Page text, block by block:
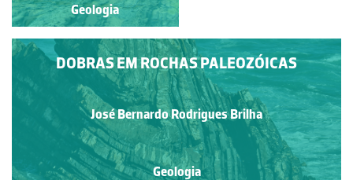
Geologia
Geologia
DOBRAS EM ROCHAS PALEOZÓICAS
José Bernardo Rodrigues Brilha
Geologia